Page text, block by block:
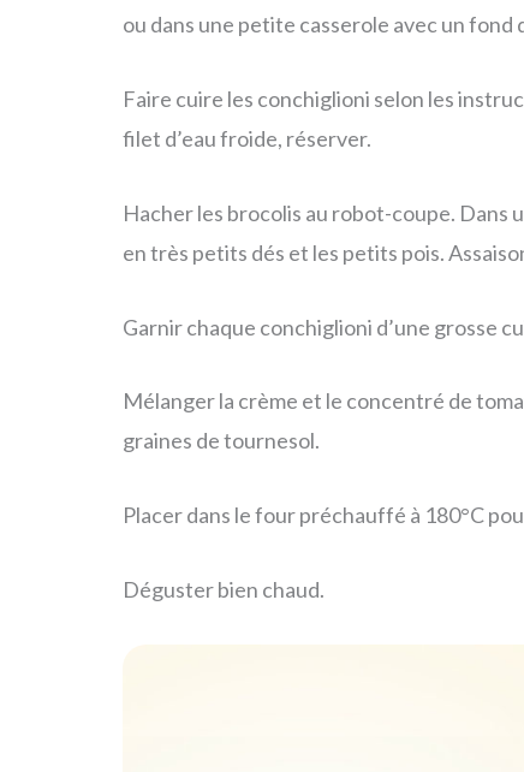
ou dans une petite casserole avec un fond
Faire cuire les conchiglioni selon les
filet d’eau froide, réserver.
Hacher les brocolis au robot-coupe. Dans
en très petits dés et les petits pois.
Garnir chaque conchiglioni d’une grosse
Mélanger la crème et le concentré de
graines de tournesol.
Placer dans le four préchauffé à 180°C
Déguster bien chaud.